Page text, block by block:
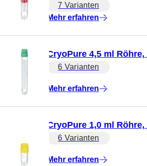
7 Varianten
Mehr erfahren
CryoPure 4,5 ml
6 Varianten
Mehr erfahren
CryoPure 1,0 ml
6 Varianten
Mehr erfahren